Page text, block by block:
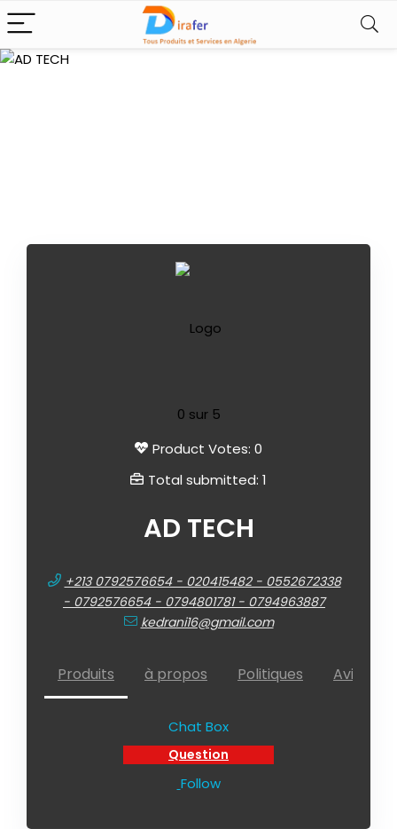
0 sur 5
Product Votes: 0
Total submitted: 1
AD TECH
+213 0792576654 - 020415482 - 0552672338
- 0792576654 - 0794801781 - 0794963887
kedrani16@gmail.com
Produits à propos Politiques Avis (
Chat Box
Question
Follow